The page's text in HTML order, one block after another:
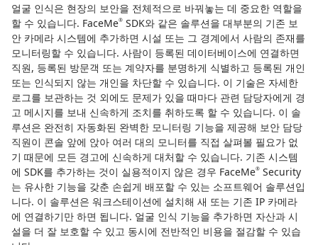
얼굴 인식은 현장의 보안을 전체적으로 바꿔놓는 데 중요한 역할을
할 수 있습니다. FaceMe® SDK와 같은 솔루션을 대부분의 기존 보
안 카메라 시스템에 추가하면 시설 또는 그 경계에서 사람의 존재를
모니터링할 수 있습니다. 사람이 등록된 데이터베이스에 연결하면
직원, 등록된 방문객 또는 계약자를 분명하게 식별하고 등록된 개인
또는 인식되지 않는 개인을 차단할 수 있습니다. 이 기술은 자세한
로그를 보관하는 것 외에도 문제가 있을 때마다 관련 담당자에게 경
고 메시지를 보내 신속하게 조치를 취하도록 할 수 있습니다. 이 솔
루션은 완전히 자동화된 완벽한 모니터링 기능을 제공해 보안 담당
직원이 콘솔 앞에 앉아 여러 대의 모니터를 직접 살펴볼 필요가 없
기 때문에 모든 경고에 신속하게 대처할 수 있습니다. 기존 시스템
에 SDK를 추가하는 것이 실용적이지 않은 경우 FaceMe® Security
는 유사한 기능을 갖춘 손쉽게 배포할 수 있는 소프트웨어 솔루션입
니다. 이 솔루션은 워크스테이션에 설치해 새 또는 기존 IP 카메라
에 연결하기만 하면 됩니다. 얼굴 인식 기능을 추가하면 자산과 시
설을 더 잘 보호할 수 있고 동시에 전반적인 비용을 절감할 수 있습